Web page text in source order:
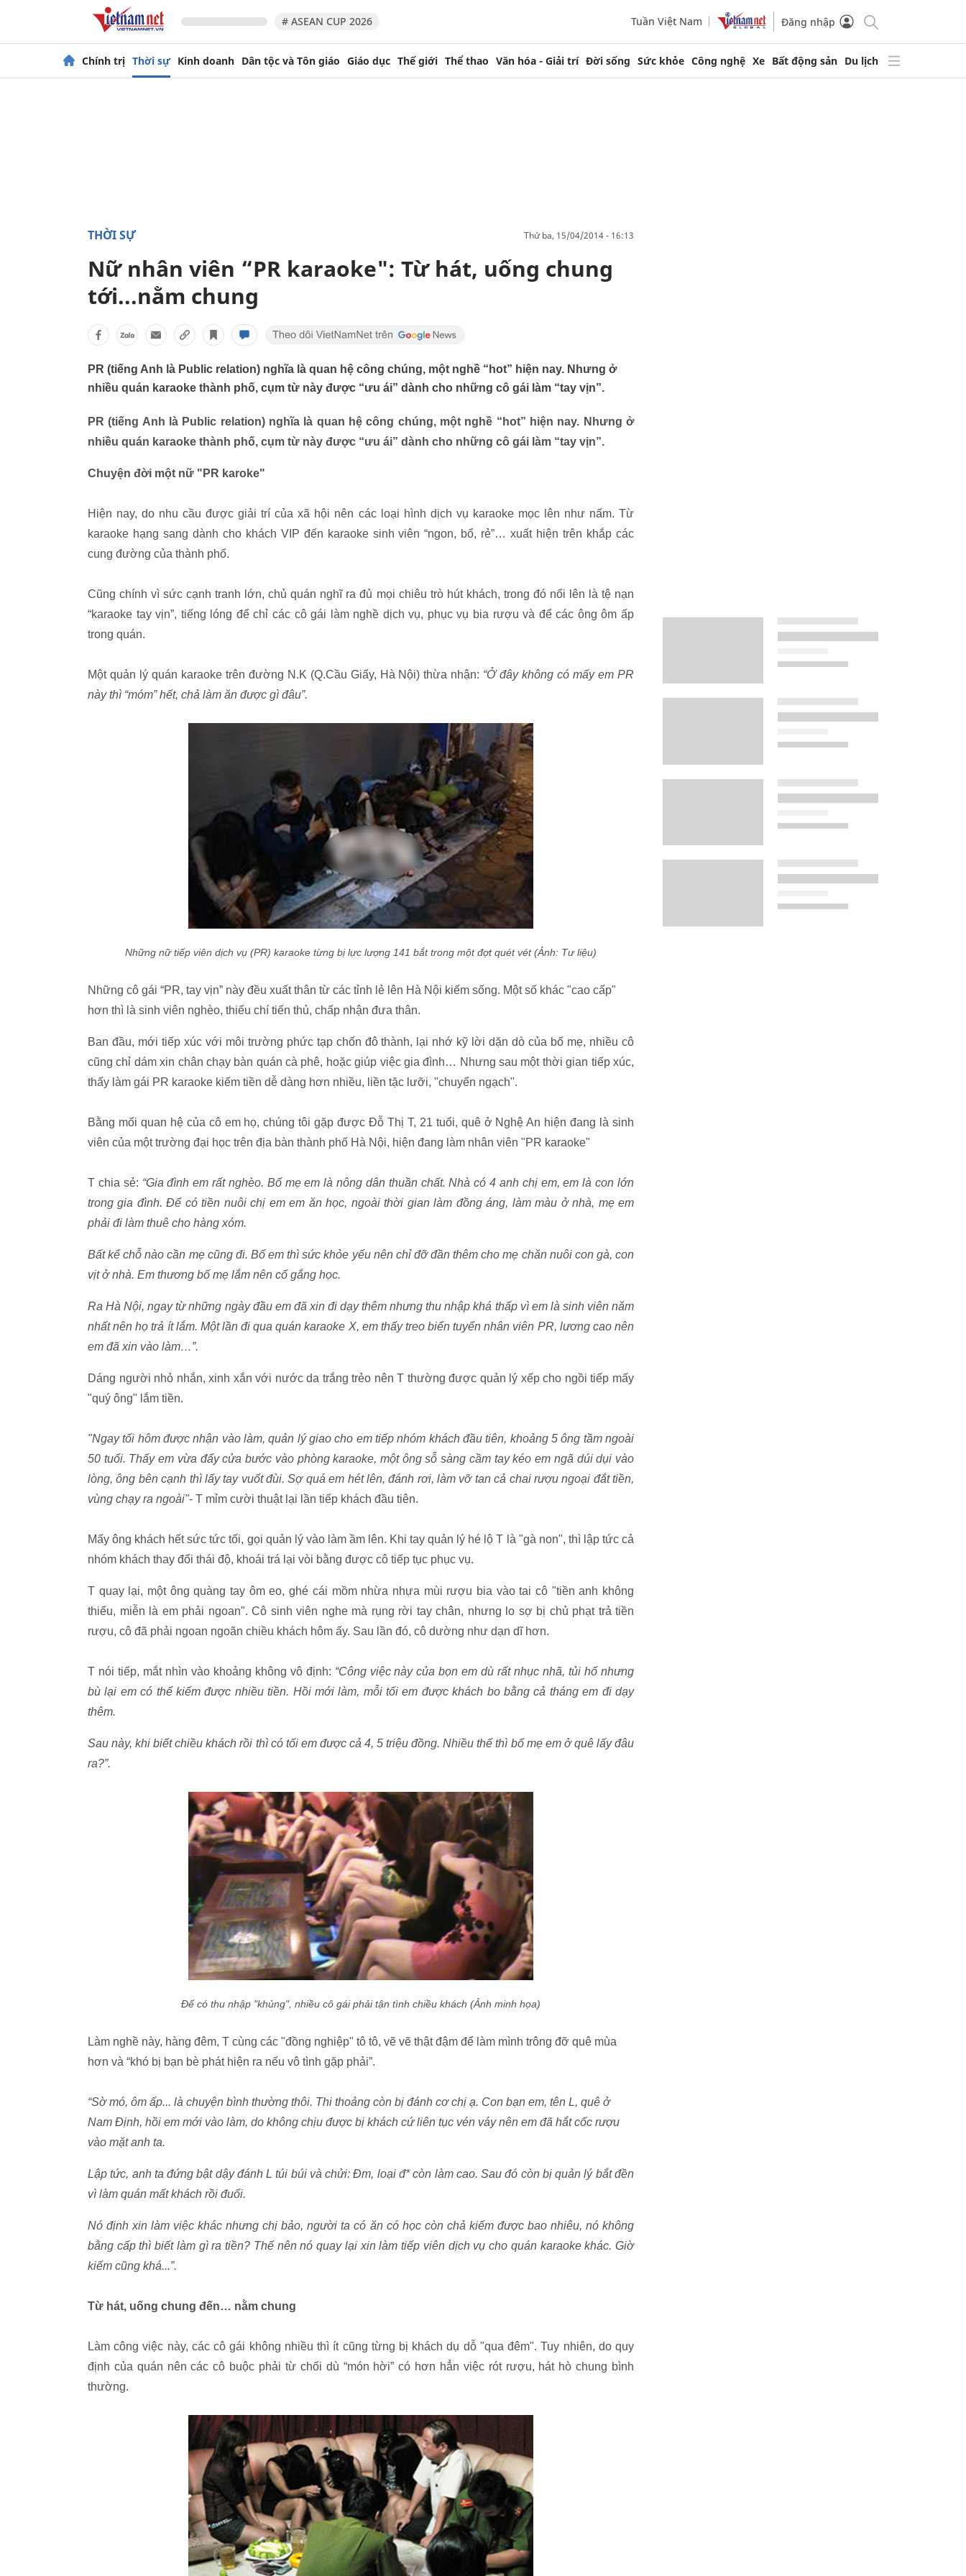
# ASEAN CUP 2026 Tuần Việt Nam Đăng nhập
Chính trị Thời sự Kinh doanh Dân tộc và Tôn giáo Giáo dục Thế giới Thể thao Văn hóa - Giải trí Đời sống Sức khỏe Công nghệ Xe Bất động sản Du lịch
THỜI SỰ thứ ba, 15/04/2014 - 16:13
Nữ nhân viên “PR karaoke": Từ hát, uống chung
tới...nằm chung
PR (tiếng Anh là Public relation) nghĩa là quan hệ công chúng, một nghề “hot” hiện nay. Nhưng ở
nhiều quán karaoke thành phố, cụm từ này được “ưu ái” dành cho những cô gái làm “tay vịn”.
PR (tiếng Anh là Public relation) nghĩa là quan hệ công chúng, một nghề “hot” hiện nay. Nhưng ở
nhiều quán karaoke thành phố, cụm từ này được “ưu ái” dành cho những cô gái làm “tay vịn”.
Chuyện đời một nữ "PR karoke"
Hiện nay, do nhu cầu được giải trí của xã hội nên các loại hình dịch vụ karaoke mọc lên như nấm. Từ
karaoke hạng sang dành cho khách VIP đến karaoke sinh viên “ngon, bổ, rẻ”… xuất hiện trên khắp các
cung đường của thành phố.
Cũng chính vì sức cạnh tranh lớn, chủ quán nghĩ ra đủ mọi chiêu trò hút khách, trong đó nổi lên là tệ nạn
“karaoke tay vịn”, tiếng lóng để chỉ các cô gái làm nghề dịch vụ, phục vụ bia rượu và để các ông ôm ấp
trong quán.
Một quản lý quán karaoke trên đường N.K (Q.Cầu Giấy, Hà Nội) thừa nhận: “Ở đây không có mấy em PR
này thì “móm” hết, chả làm ăn được gì đâu”.
Những nữ tiếp viên dịch vụ (PR) karaoke từng bị lực lượng 141 bắt trong một đợt quét vét (Ảnh: Tư liệu)
Những cô gái “PR, tay vịn” này đều xuất thân từ các tỉnh lẻ lên Hà Nội kiếm sống. Một số khác "cao cấp"
hơn thì là sinh viên nghèo, thiếu chí tiến thủ, chấp nhận đưa thân.
Ban đầu, mới tiếp xúc với môi trường phức tạp chốn đô thành, lại nhớ kỹ lời dặn dò của bố mẹ, nhiều cô
cũng chỉ dám xin chân chạy bàn quán cà phê, hoặc giúp việc gia đình… Nhưng sau một thời gian tiếp xúc,
thấy làm gái PR karaoke kiếm tiền dễ dàng hơn nhiều, liền tặc lưỡi, "chuyển ngạch".
Bằng mối quan hệ của cô em họ, chúng tôi gặp được Đỗ Thị T, 21 tuổi, quê ở Nghệ An hiện đang là sinh
viên của một trường đại học trên địa bàn thành phố Hà Nội, hiện đang làm nhân viên "PR karaoke"
T chia sẻ: “Gia đình em rất nghèo. Bố mẹ em là nông dân thuần chất. Nhà có 4 anh chị em, em là con lớn
trong gia đình. Để có tiền nuôi chị em em ăn học, ngoài thời gian làm đồng áng, làm màu ở nhà, mẹ em
phải đi làm thuê cho hàng xóm.
Bất kể chỗ nào cần mẹ cũng đi. Bố em thì sức khỏe yếu nên chỉ đỡ đần thêm cho mẹ chăn nuôi con gà, con
vịt ở nhà. Em thương bố mẹ lắm nên cố gắng học.
Ra Hà Nội, ngay từ những ngày đầu em đã xin đi dạy thêm nhưng thu nhập khá thấp vì em là sinh viên năm
nhất nên họ trả ít lắm. Một lần đi qua quán karaoke X, em thấy treo biển tuyển nhân viên PR, lương cao nên
em đã xin vào làm…”.
Dáng người nhỏ nhắn, xinh xắn với nước da trắng trẻo nên T thường được quản lý xếp cho ngồi tiếp mấy
"quý ông" lắm tiền.
"Ngay tối hôm được nhận vào làm, quản lý giao cho em tiếp nhóm khách đầu tiên, khoảng 5 ông tầm ngoài
50 tuổi. Thấy em vừa đẩy cửa bước vào phòng karaoke, một ông sỗ sàng cầm tay kéo em ngã dúi dụi vào
lòng, ông bên cạnh thì lấy tay vuốt đùi. Sợ quá em hét lên, đánh rơi, làm vỡ tan cả chai rượu ngoại đắt tiền,
vùng chạy ra ngoài"- T mỉm cười thuật lại lần tiếp khách đầu tiên.
Mấy ông khách hết sức tức tối, gọi quản lý vào làm ầm lên. Khi tay quản lý hé lộ T là "gà non", thì lập tức cả
nhóm khách thay đổi thái độ, khoái trá lại vòi bằng được cô tiếp tục phục vụ.
T quay lại, một ông quàng tay ôm eo, ghé cái mồm nhừa nhựa mùi rượu bia vào tai cô "tiền anh không
thiếu, miễn là em phải ngoan". Cô sinh viên nghe mà rụng rời tay chân, nhưng lo sợ bị chủ phạt trả tiền
rượu, cô đã phải ngoan ngoãn chiều khách hôm ấy. Sau lần đó, cô dường như dạn dĩ hơn.
T nói tiếp, mắt nhìn vào khoảng không vô định: “Công việc này của bọn em dù rất nhục nhã, tủi hổ nhưng
bù lại em có thể kiếm được nhiều tiền. Hồi mới làm, mỗi tối em được khách bo bằng cả tháng em đi dạy
thêm.
Sau này, khi biết chiều khách rồi thì có tối em được cả 4, 5 triệu đồng. Nhiều thế thì bố mẹ em ở quê lấy đâu
ra?”.
Để có thu nhập "khủng", nhiều cô gái phải tận tình chiều khách (Ảnh minh họa)
Làm nghề này, hàng đêm, T cùng các "đồng nghiệp" tô tô, vẽ vẽ thật đậm để làm mình trông đỡ quê mùa
hơn và “khó bị bạn bè phát hiện ra nếu vô tình gặp phải”.
“Sờ mó, ôm ấp... là chuyện bình thường thôi. Thi thoảng còn bị đánh cơ chị ạ. Con bạn em, tên L, quê ở
Nam Định, hồi em mới vào làm, do không chịu được bị khách cứ liên tục vén váy nên em đã hắt cốc rượu
vào mặt anh ta.
Lập tức, anh ta đứng bật dậy đánh L túi búi và chửi: Đm, loại đ* còn làm cao. Sau đó còn bị quản lý bắt đền
vì làm quán mất khách rồi đuổi.
Nó định xin làm việc khác nhưng chị bảo, người ta có ăn có học còn chả kiếm được bao nhiêu, nó không
bằng cấp thì biết làm gì ra tiền? Thế nên nó quay lại xin làm tiếp viên dịch vụ cho quán karaoke khác. Giờ
kiếm cũng khá...”.
Từ hát, uống chung đến… nằm chung
Làm công việc này, các cô gái không nhiều thì ít cũng từng bị khách dụ dỗ "qua đêm". Tuy nhiên, do quy
định của quán nên các cô buộc phải từ chối dù “món hời” có hơn hẳn việc rót rượu, hát hò chung bình
thường.